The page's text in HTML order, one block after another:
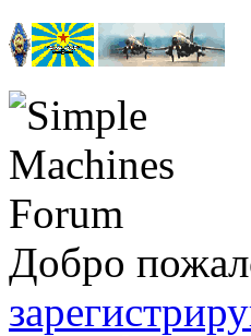
Добро